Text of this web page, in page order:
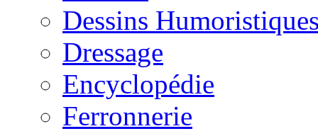
Dessins
Dressage
Encyclopédie
Ferronnerie